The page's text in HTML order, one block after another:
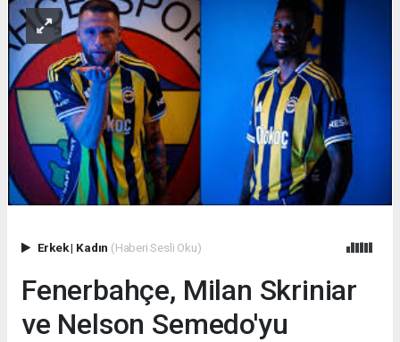
Erkek| Kadın (Haberi Sesli Oku)
Fenerbahçe, Milan Skriniar
ve Nelson Semedo'yu